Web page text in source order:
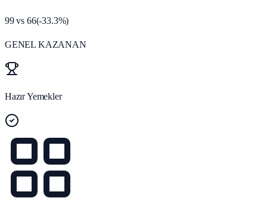
99vs 66(-33.3%)
GENEL KAZANAN
Hazır Yemekler